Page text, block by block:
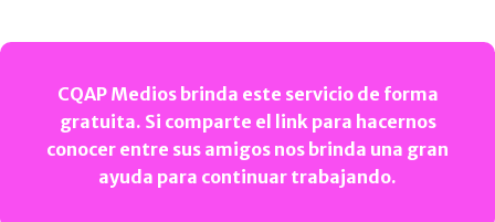
CQAP Medios brinda este servicio de forma
gratuita. Si comparte el link para hacernos
conocer entre sus amigos nos brinda una gran
ayuda para continuar trabajando.